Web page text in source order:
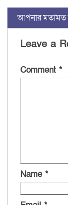
আপনার মতামত
Leave a
Comment *
Name *